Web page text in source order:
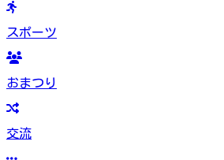
スポーツ
おまつり
交流